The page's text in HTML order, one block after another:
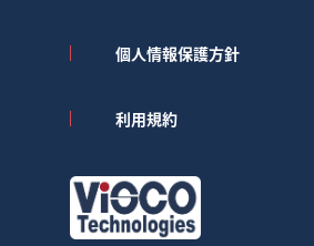
個人情報保護方針
利用規約